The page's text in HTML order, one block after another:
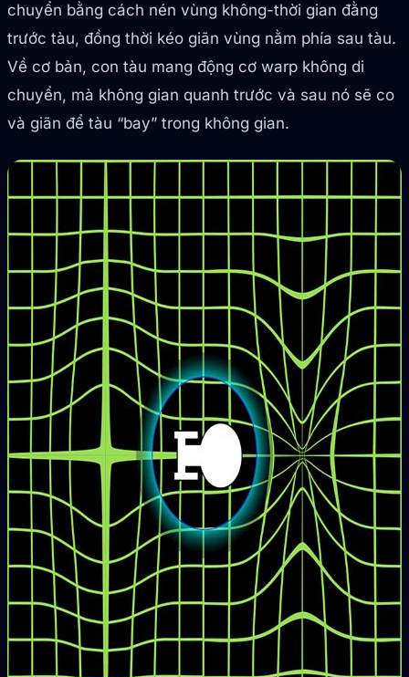
chuyển bằng cách nén vùng không-thời gian đằng
trước tàu, đồng thời kéo giãn vùng nằm phía sau tàu.
Về cơ bản, con tàu mang động cơ warp không di
chuyển, mà không gian quanh trước và sau nó sẽ co
và giãn để tàu “bay” trong không gian.